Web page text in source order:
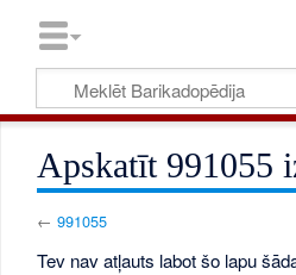
Apskatīt 991055
←991055
Tev nav atļauts labot šo lapu